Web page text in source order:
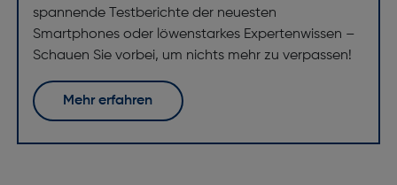
spannende Testberichte der neuesten
Smartphones oder löwenstarkes Expertenwissen –
Schauen Sie vorbei, um nichts mehr zu verpassen!
Mehr erfahren